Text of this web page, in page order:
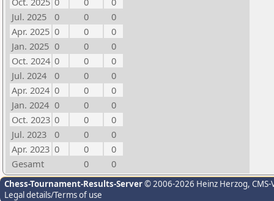
Jul. 2025
0 0
0
Apr. 2025 0 0
0
Jan. 2025 0 0
0
Oct. 2024 0 0
0
Jul. 2024
0 0
0
Apr. 2024 0 0
0
Jan. 2024 0 0
0
Oct. 2023 0 0
0
Jul. 2023
0 0
0
Apr. 2023 0 0
0
Gesamt
0 0
Chess-Tournament-Results-Server© 2006-2026 Heinz Herzog,
Legal details/Terms of use